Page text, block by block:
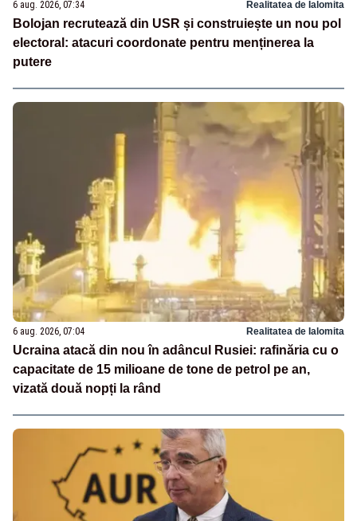
6 aug. 2026, 07:34 Realitatea de Ialomita
Bolojan recrutează din USR și construiește un nou pol
electoral: atacuri coordonate pentru menținerea la
putere
6 aug. 2026, 07:04 Realitatea de Ialomita
Ucraina atacă din nou în adâncul Rusiei: rafinăria cu o
capacitate de 15 milioane de tone de petrol pe an,
vizată două nopți la rând